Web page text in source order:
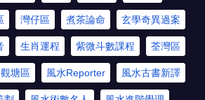
灣仔區 煮茶論命 玄學奇異過案
生肖運程 紫微斗數課程 荃灣區
觀塘區 風水Reporter 風水古書新譯